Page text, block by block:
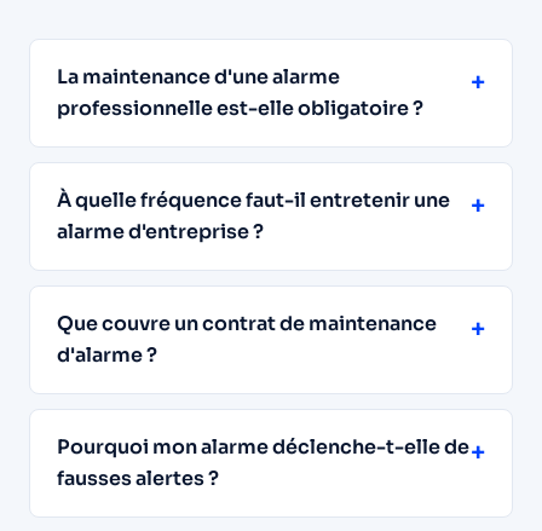
La maintenance d'une alarme
professionnelle est-elle obligatoire ?
+
À quelle fréquence faut-il entretenir une
alarme d'entreprise ?
+
Que couvre un contrat de maintenance
d'alarme ?
+
Pourquoi mon alarme déclenche-t-elle de
fausses alertes ?
+